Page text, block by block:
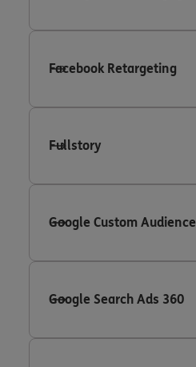
Facebook Retargeting
Fullstory
Google Custom Audience
Google Search Ads 360